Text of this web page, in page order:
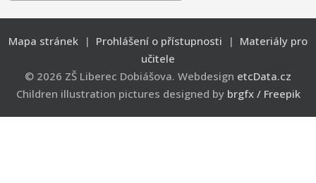
Mapa stránek | Prohlášení o přístupnosti | Materiály pro
učitele
© 2026 ZŠ Liberec Dobiášova. Webdesign etcData.cz
Children illustration pictures designed by brgfx / Freepik